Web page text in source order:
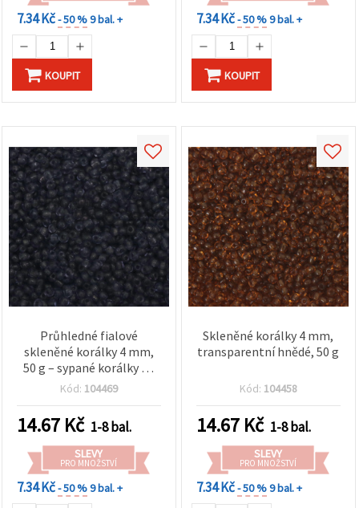
7.34 Kč- 50 %9 bal. +
KOUPIT
7.34 Kč- 50 %9 bal. +
KOUPIT
Průhledné fialové
skleněné korálky 4 mm,
50 g – sypané korálky na
výrobu šperků,
náramky a DIY tvoření
Kód: 104469
14.67 Kč 1-8 bal.
SLEVY
PRO MNOŽSTVÍ
7.34 Kč- 50 %9 bal. +
Skleněné korálky 4 mm,
transparentní hnědé, 50 g
Kód: 104458
14.67 Kč 1-8 bal.
SLEVY
PRO MNOŽSTVÍ
7.34 Kč- 50 %9 bal. +